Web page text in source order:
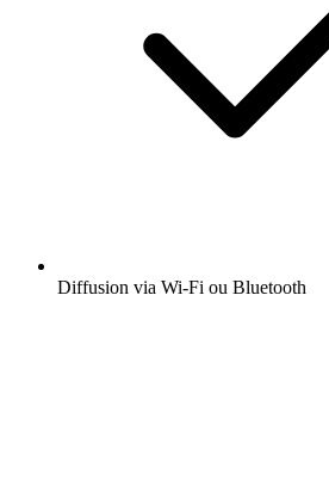
Diffusion via Wi-Fi ou Bluetooth